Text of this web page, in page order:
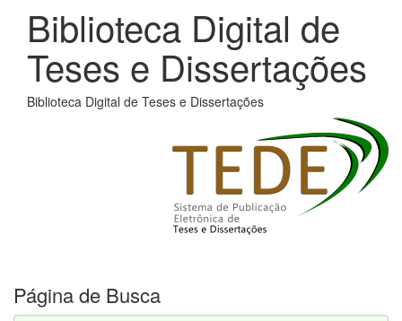
Biblioteca Digital de
Teses e Dissertações
Biblioteca Digital de Teses e Dissertações
Página de Busca